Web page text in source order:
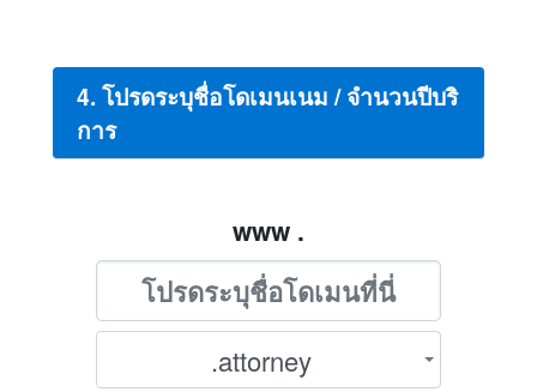
4. โปรดระบุชื่อโดเมนเนม / จำนวนปีบริ
การ
www .
.attorney